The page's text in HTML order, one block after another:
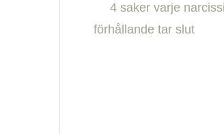
4 saker varje
förhållande tar slut